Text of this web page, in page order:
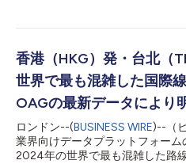
のリリースを発表しました。 本
課題に対処する方法について調
ンアラウンドのボトルネック解消
測、ステークホルダーの意思決定
目に見える成果をもたらしていま
かつ適切に構造化されたデータ
られます。 実際の事例の研究、
見を活用して、本レポートはデー
ションが航空業界全体でオペレー
香港（HKG）発・台北（
世界で最も混雑した国際
OAGの最新データにより
ロンドン--(BUSINESS WIRE)--（
業界向けデータプラットフォーム
2024年の世界で最も混雑した路